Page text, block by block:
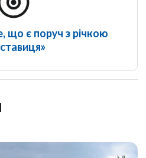
що є поруч з річкою